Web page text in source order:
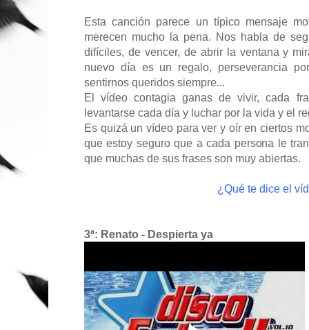
Esta canción parece un típico mensaje
merecen mucho la pena. Nos habla de
difíciles, de vencer, de abrir la ventana y
nuevo día es un regalo, perseverancia
sentirnos queridos siempre...
El vídeo contagia ganas de vivir, cada
levantarse cada día y luchar por la vida y el
Es quizá un vídeo para ver y oír en ciertos
que estoy seguro que a cada persona le
que muchas de sus frases son muy abiertas.
¿Qué te dice el
3ª: Renato - Despierta ya